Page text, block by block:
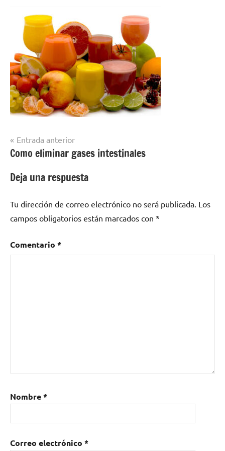
Navegación
de
entradas
Entrada anterior
Como eliminar gases intestinales
Deja una respuesta
Tu dirección de correo electrónico no será publicada. Los
campos obligatorios están marcados con *
Comentario *
Nombre*
Correo electrónico *